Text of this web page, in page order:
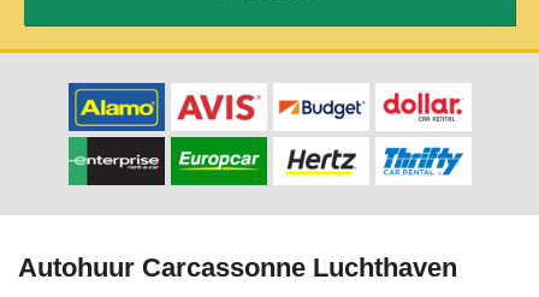
Autohuur Carcassonne Luchthaven